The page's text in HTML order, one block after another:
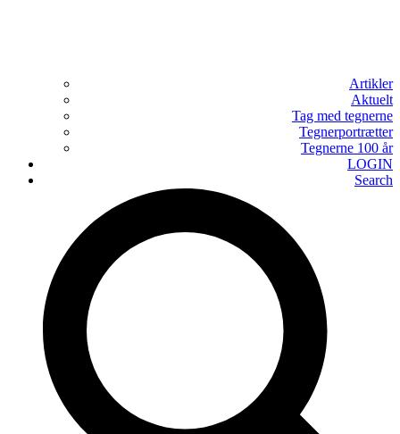
Artikler
Aktuelt
Tag med tegnerne
Tegnerportrætter
Tegnerne 100 år
LOGIN
Search